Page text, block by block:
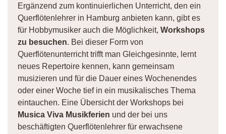
Ergänzend zum kontinuierlichen Unterricht, den ein
Querflötenlehrer in Hamburg anbieten kann, gibt es
für Hobbymusiker auch die Möglichkeit, Workshops
zu besuchen. Bei dieser Form von
Querflötenunterricht trifft man Gleichgesinnte, lernt
neues Repertoire kennen, kann gemeinsam
musizieren und für die Dauer eines Wochenendes
oder einer Woche tief in ein musikalisches Thema
eintauchen. Eine Übersicht der Workshops bei
Musica Viva Musikferien und der bei uns
beschäftigten Querflötenlehrer für erwachsene